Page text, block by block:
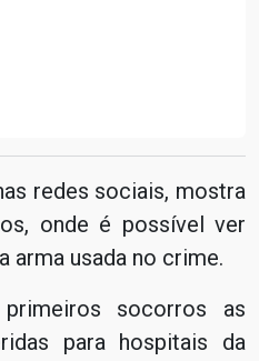
redes sociais, mostra
onde é possível ver
arma usada no crime.
socorros as
para hospitais da